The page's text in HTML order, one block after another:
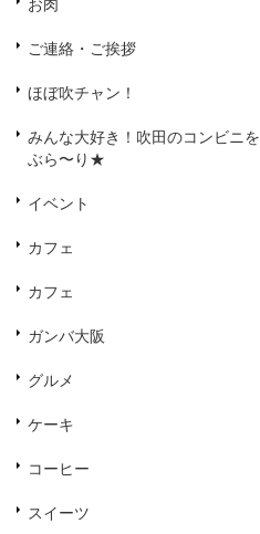
お肉
ご連絡・ご挨拶
ほぼ吹チャン！
みんな大好き！吹田のコンビニを
ぶら〜り★
イベント
カフェ
カフェ
ガンバ大阪
グルメ
ケーキ
コーヒー
スイーツ